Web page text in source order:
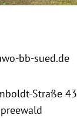
bb-sued.de
Straße 43